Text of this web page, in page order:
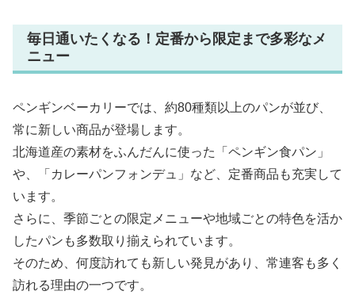
毎日通いたくなる！定番から限定まで多彩なメ
ニュー
ペンギンベーカリーでは、約80種類以上のパンが並び、
常に新しい商品が登場します。
北海道産の素材をふんだんに使った「ペンギン食パン」
や、「カレーパンフォンデュ」など、定番商品も充実して
います。
さらに、季節ごとの限定メニューや地域ごとの特色を活か
したパンも多数取り揃えられています。
そのため、何度訪れても新しい発見があり、常連客も多く
訪れる理由の一つです。